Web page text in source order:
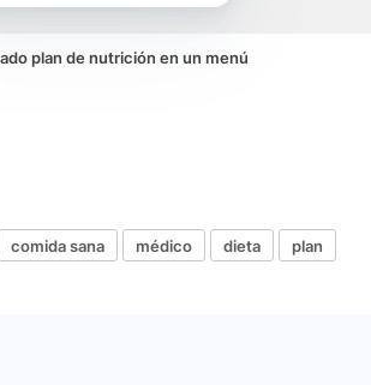
plan de nutrición en un menú
comida sana médico dieta plan